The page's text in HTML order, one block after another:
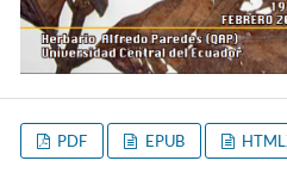
PDF EPUB